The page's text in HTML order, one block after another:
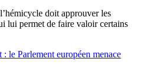
doit approuver les
lui permet de faire valoir certains
: le Parlement européen menace